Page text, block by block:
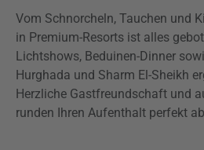
Vom Schnorcheln, Tauchen und
in Premium-Resorts ist alles
Lichtshows, Beduinen-Dinner
Hurghada und Sharm El-Sheikh
Herzliche Gastfreundschaft und
runden Ihren Aufenthalt perfekt